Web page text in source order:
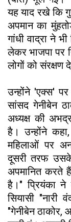
यह याद रखे कि
अपमान का
गांधी वाद्रा ने
लेकर भाजपा पर
लोगों को संरक्षण
उन्होंने 'एक्स'
सांसद गेनीबेन
अध्यक्ष की
है। उन्होंने
महिलाओं पर
दूसरी तरफ
अपमानित करते
है।" प्रियंका ने
सियासी "नारी
"गेनीबेन